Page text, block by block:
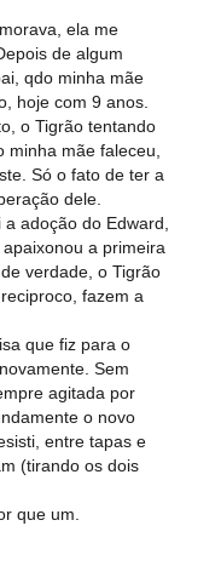
ela me
de algum
qdo minha mãe
hoje com 9 anos.
o Tigrão tentando
mãe faleceu,
Só o fato de ter a
dele.
adoção do Edward,
a primeira
verdade, o Tigrão
fazem a
que fiz para o
Sem
agitada por
o novo
entre tapas e
(tirando os dois
que um.